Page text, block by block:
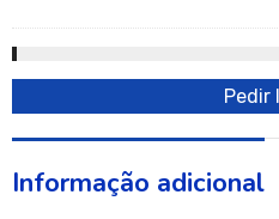
Pedir
Informação adicional